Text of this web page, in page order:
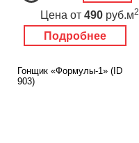
Подробнее
Цена от 490 руб.м2
Гонщик «Формулы-1» (ID
903)